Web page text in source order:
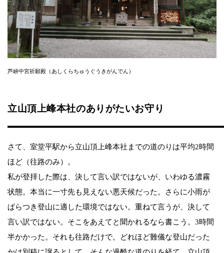
芦峅中宮祈願殿（あしくらちゅうぐうきがんでん）
立山頂上峰本社のありがたいお守り
さて、室堂平駅から立山頂上峰本社までの道のりは平均2時間
ほど（往路のみ）。
私が登拝した際は、決して言い訳ではないが、いわゆる濃霧
状態。本当に一寸先も見えない悪天候だった。さらに小雨が
ぱらつき登山に適した環境ではない。重ねて言うが、決して
言い訳ではない。そこをあえてと聞かれるなら書こう。3時間
半かかった。それも往路だけで。どれほど難儀な登山だった